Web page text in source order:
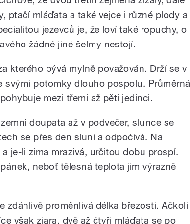
ptačí mláďata a také vejce i různé plody a
jezevců je, že loví také ropuchy, o
žádné jiné šelmy nestojí.
kterého bývá mylně považován. Drží se v
svými potomky dlouho pospolu. Průměrná
mezi třemi až pěti jedinci.
doupata až v podvečer, slunce se
se přes den sluní a odpočívá. Na
je-li zima mrazivá, určitou dobu prospí.
neboť tělesná teplota jim výrazně
zdánlivě proměnlivá délka březosti. Ačkoli
však zjara, dvě až čtyři mláďata se po